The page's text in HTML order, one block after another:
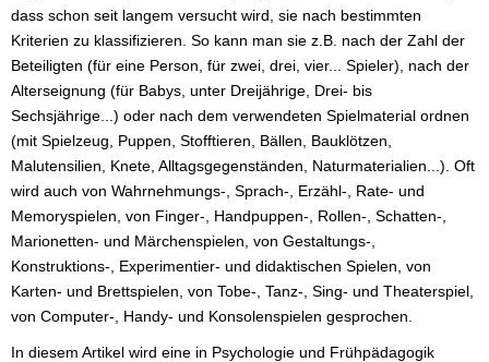
dass schon seit langem versucht wird, sie nach bestimmten
Kriterien zu klassifizieren. So kann man sie z.B. nach der Zahl der
Beteiligten (für eine Person, für zwei, drei, vier... Spieler), nach der
Alterseignung (für Babys, unter Dreijährige, Drei- bis
Sechsjährige...) oder nach dem verwendeten Spielmaterial ordnen
(mit Spielzeug, Puppen, Stofftieren, Bällen, Bauklötzen,
Malutensilien, Knete, Alltagsgegenständen, Naturmaterialien...). Oft
wird auch von Wahrnehmungs-, Sprach-, Erzähl-, Rate- und
Memoryspielen, von Finger-, Handpuppen-, Rollen-, Schatten-,
Marionetten- und Märchenspielen, von Gestaltungs-,
Konstruktions-, Experimentier- und didaktischen Spielen, von
Karten- und Brettspielen, von Tobe-, Tanz-, Sing- und Theaterspiel,
von Computer-, Handy- und Konsolenspielen gesprochen.
In diesem Artikel wird eine in Psychologie und Frühpädagogik